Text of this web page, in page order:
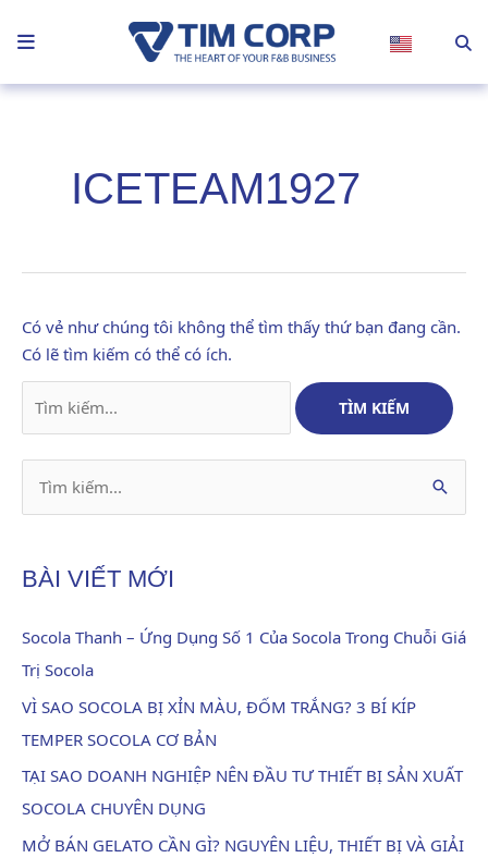
tới
dung
ICETEAM1927
Có vẻ như chúng tôi không thể tìm thấy thứ bạn đang cần.
Có lẽ tìm kiếm có thể có ích.
Tìm
k
BÀI VIẾT MỚI
Socola Thanh – Ứng Dụng Số 1 Của Socola Trong Chuỗi Giá
Trị Socola
VÌ SAO SOCOLA BỊ XỈN MÀU, ĐỐM TRẮNG? 3 BÍ KÍP
TEMPER SOCOLA CƠ BẢN
TẠI SAO DOANH NGHIỆP NÊN ĐẦU TƯ THIẾT BỊ SẢN XUẤT
SOCOLA CHUYÊN DỤNG
MỞ BÁN GELATO CẦN GÌ? NGUYÊN LIỆU, THIẾT BỊ VÀ GIẢI